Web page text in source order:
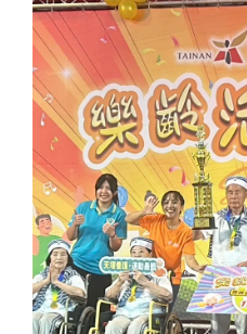
健
康
產
業
博
覽
會：
共
築
健
康
生
活
城